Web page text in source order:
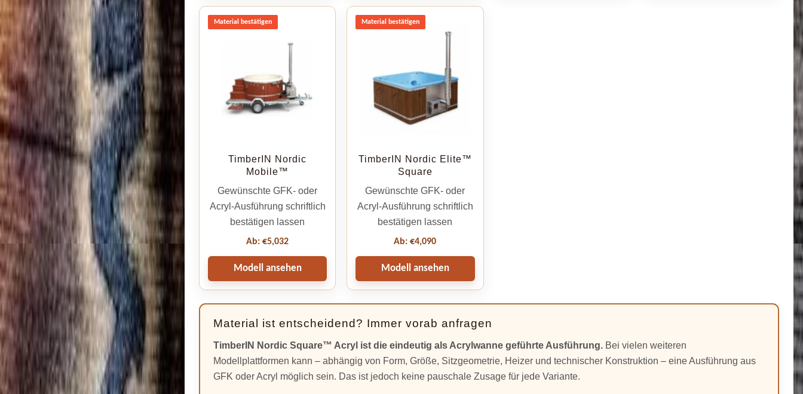
Material bestätigen
TimberIN Nordic
Mobile™
Gewünschte GFK- oder
Acryl-Ausführung schriftlich
bestätigen lassen
Ab:€5,032
Modell ansehen
Material bestätigen
TimberIN Nordic Elite™
Square
Gewünschte GFK- oder
Acryl-Ausführung schriftlich
bestätigen lassen
Ab:€4,090
Modell ansehen
Material ist entscheidend? Immer vorab anfragen
TimberIN Nordic Square™ Acryl ist die eindeutig als Acrylwanne geführte Ausführung. Bei vielen weiteren
Modellplattformen kann – abhängig von Form, Größe, Sitzgeometrie, Heizer und technischer Konstruktion – eine Ausführung aus
GFK oder Acryl möglich sein. Das ist jedoch keine pauschale Zusage für jede Variante.